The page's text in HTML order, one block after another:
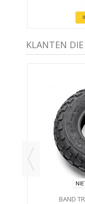
KLANTEN
BAND